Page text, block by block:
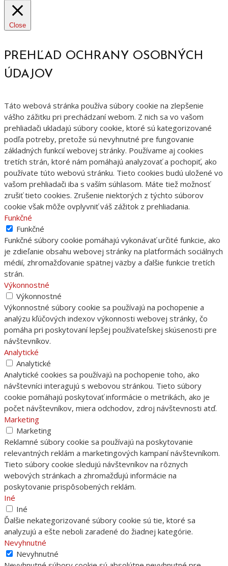
Close
PREHĽAD OCHRANY OSOBNÝCH
ÚDAJOV
Táto webová stránka používa súbory cookie na zlepšenie
vášho zážitku pri prechádzaní webom. Z nich sa vo vašom
prehliadači ukladajú súbory cookie, ktoré sú kategorizované
podľa potreby, pretože sú nevyhnutné pre fungovanie
základných funkcií webovej stránky. Používame aj cookies
tretích strán, ktoré nám pomáhajú analyzovať a pochopiť, ako
používate túto webovú stránku. Tieto cookies budú uložené vo
vašom prehliadači iba s vaším súhlasom. Máte tiež možnosť
zrušiť tieto cookies. Zrušenie niektorých z týchto súborov
cookie však môže ovplyvniť váš zážitok z prehliadania.
Funkčné
Funkčné
Funkčné súbory cookie pomáhajú vykonávať určité funkcie, ako
je zdieľanie obsahu webovej stránky na platformách sociálnych
médií, zhromažďovanie spätnej väzby a ďalšie funkcie tretích
strán.
Výkonnostné
Výkonnostné
Výkonnostné súbory cookie sa používajú na pochopenie a
analýzu kľúčových indexov výkonnosti webovej stránky, čo
pomáha pri poskytovaní lepšej používateľskej skúsenosti pre
návštevníkov.
Analytické
Analytické
Analytické cookies sa používajú na pochopenie toho, ako
návštevníci interagujú s webovou stránkou. Tieto súbory
cookie pomáhajú poskytovať informácie o metrikách, ako je
počet návštevníkov, miera odchodov, zdroj návštevnosti atď.
Marketing
Marketing
Reklamné súbory cookie sa používajú na poskytovanie
relevantných reklám a marketingových kampaní návštevníkom.
Tieto súbory cookie sledujú návštevníkov na rôznych
webových stránkach a zhromažďujú informácie na
poskytovanie prispôsobených reklám.
Iné
Iné
Ďalšie nekategorizované súbory cookie sú tie, ktoré sa
analyzujú a ešte neboli zaradené do žiadnej kategórie.
Nevyhnutné
Nevyhnutné